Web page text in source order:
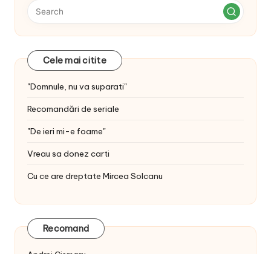
Cele mai citite
"Domnule, nu va suparati"
Recomandări de seriale
"De ieri mi-e foame"
Vreau sa donez carti
Cu ce are dreptate Mircea Solcanu
Recomand